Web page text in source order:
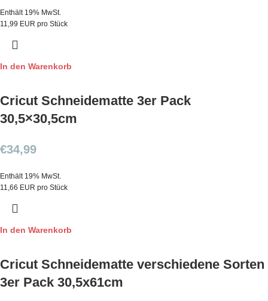
Enthält 19% MwSt.
11,99 EUR pro Stück
In den Warenkorb
Cricut Schneidematte 3er Pack
30,5×30,5cm
€34,99
Enthält 19% MwSt.
11,66 EUR pro Stück
In den Warenkorb
Cricut Schneidematte verschiedene Sorten
3er Pack 30,5x61cm